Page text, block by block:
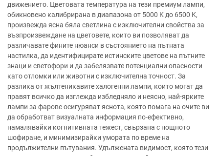
движението. Цветовата температура на тези премиум лампи,
обикновено калибрирана в диапазона от 5000 K до 6500 K,
произвежда ясна бяла светлина с изключителни свойства за
възпроизвеждане на цветовете, които ви позволяват да
различавате фините нюанси в състоянието на пътната
настилка, да идентифицирате истинските цветове на пътните
знаци и светофори и да забелязвате потенциални опасности
като отломки или животни с изключителна точност. За
разлика от жълтеникавите халогенни лампи, които могат да
правят всичко да изглежда избледняло и неясно, най-ярките
лампи за фарове осигуряват яснота, която помага на очите ви
да обработват визуалната информация по-ефективно,
намалявайки когнитивната тежест, свързана с нощното
шофиране, и минимизирайки умората по време на
продължителни пътувания. Удължената видимост, която тези